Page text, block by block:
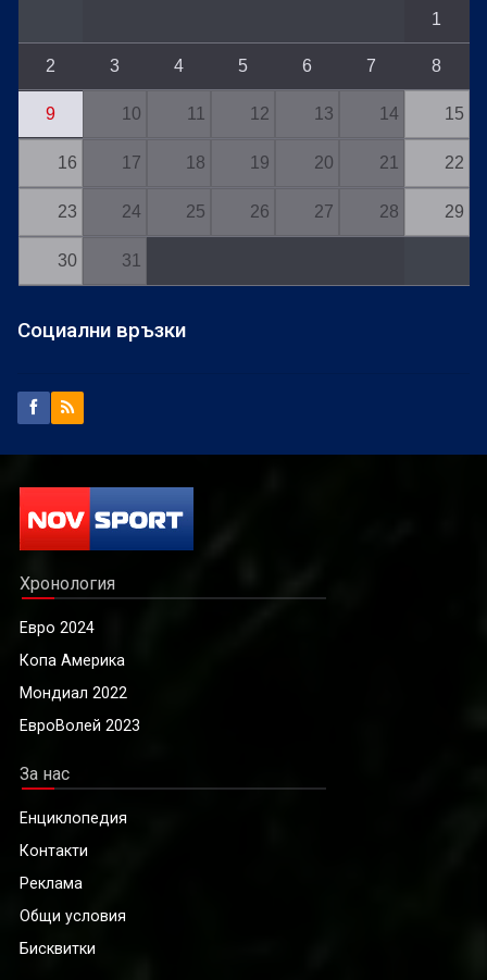
1
2 3 4 5 6 7 8
9 10 11 12 13 14 15
16 17 18 19 20 21 22
23 24 25 26 27 28 29
30 31
Социални връзки
Хронология
Евро 2024
Копа Америка
Мондиал 2022
ЕвроВолей 2023
За нас
Енциклопедия
Контакти
Реклама
Общи условия
Бисквитки